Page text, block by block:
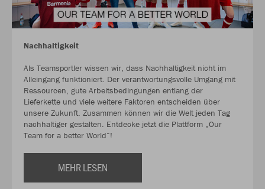
Nachhaltigkeit
Als Teamsportler wissen wir, dass Nachhaltigkeit nicht im
Alleingang funktioniert. Der verantwortungsvolle Umgang mit
Ressourcen, gute Arbeitsbedingungen entlang der
Lieferkette und viele weitere Faktoren entscheiden über
unsere Zukunft. Zusammen können wir die Welt jeden Tag
nachhaltiger gestalten. Entdecke jetzt die Plattform „Our
Team for a better World“!
MEHR LESEN